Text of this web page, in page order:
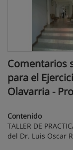
Comentarios
para el
Olavarria -
Contenido
TALLER DE
del Dr. Luis Oscar